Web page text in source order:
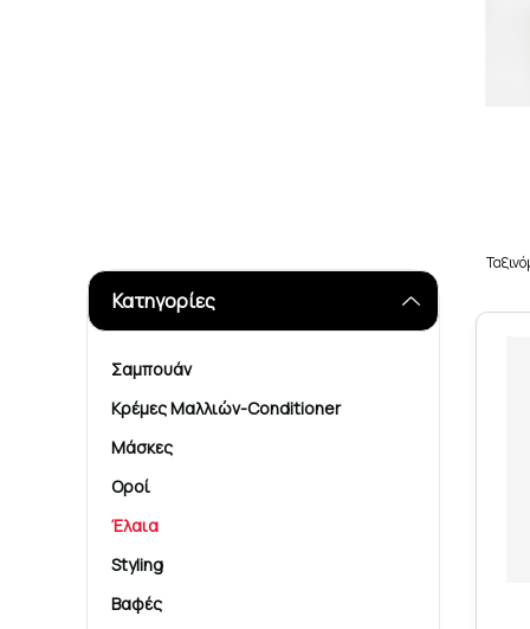
Κατηγορίες
Σαμπουάν
Κρέμες Μαλλιών-Conditioner
Μάσκες
Οροί
Έλαια
Styling
Βαφές